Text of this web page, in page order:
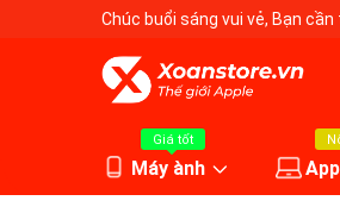
Chúc buổi sáng vui vẻ, Bạn cần
Giá tốt
Máy ành